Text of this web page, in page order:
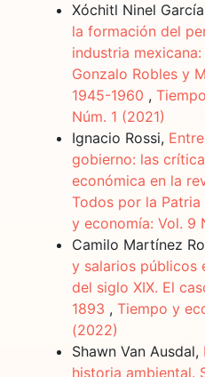
Xóchitl Ninel
la formación del
industria
Gonzalo Robles y
1945-1960 ,
Núm. 1 (2021)
Ignacio Rossi,
gobierno: las
económica en la
Todos por la Patria
y economía: Vol. 9
Camilo Martínez
y salarios públicos
del siglo XIX. El
1893 ,Tiempo y
(2022)
Shawn Van Ausdal,
historia ambiental.